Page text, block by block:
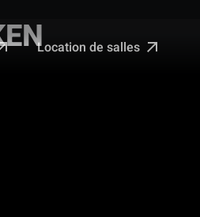
Location de salles